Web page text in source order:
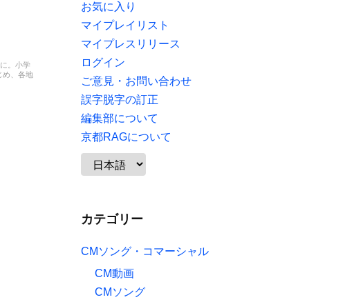
。小学
め、各地
お気に入り
マイプレイリスト
マイプレスリリース
ログイン
ご意見・お問い合わせ
誤字脱字の訂正
編集部について
京都RAGについて
カテゴリー
CMソング・コマーシャル
CM動画
CMソング